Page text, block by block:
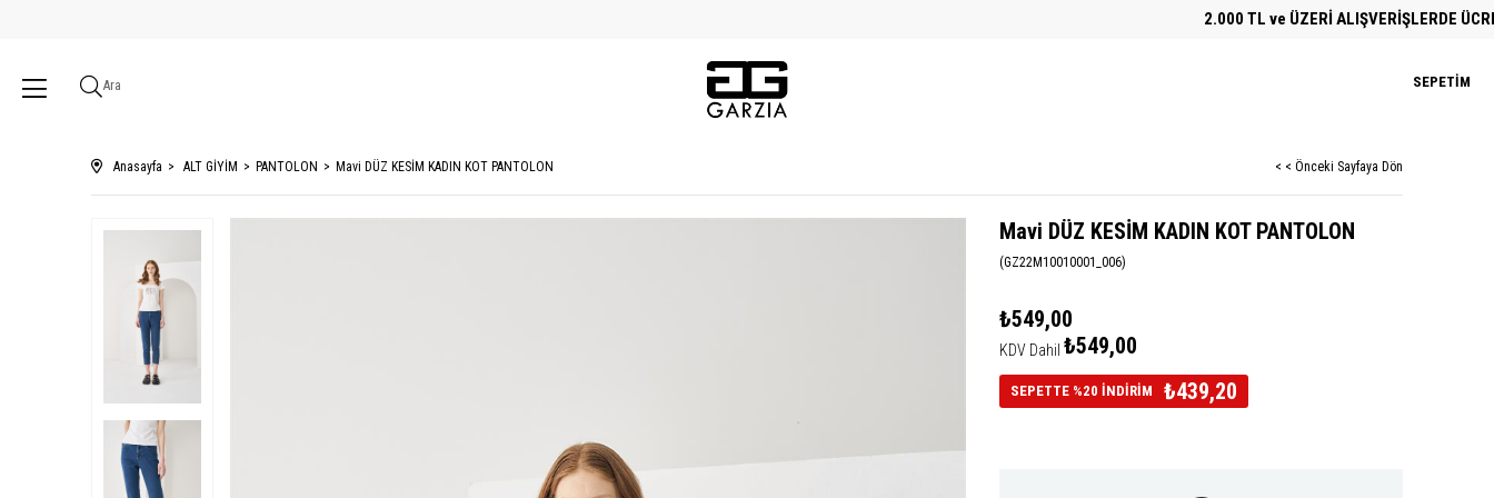
2.000 TL ve ÜZERİ ALIŞVERİŞLERDE
Ara SEPETIM
Anasayfa ALT GİYİM PANTOLON Mavi DÜZ KESİM KADIN KOT PANTOLON < < Önceki Sayfaya Dön
Mavi DÜZ KESİM KADIN KOT PANTOLON
(GZ22M10010001_006)
₺549,00
KDV Dahil ₺549,00
SEPETTE %20 İNDİRİM ₺439,20